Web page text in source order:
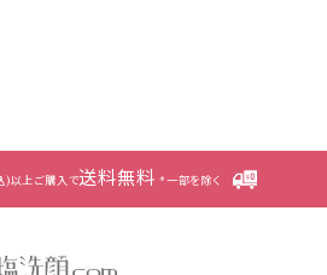
の了承を得ることなく本規約
とができるものとし、会員
す。
ついては、当サイト上に1ヵ
)以上ご購入で送料無料 *一部を除く